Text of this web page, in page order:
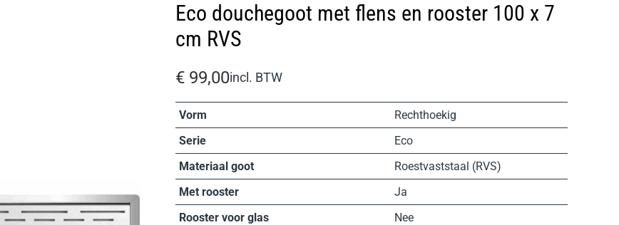
Eco douchegoot met flens en rooster 100 x 7
cm RVS
€ 99,00incl. BTW
Vorm
Rechthoekig
Serie
Eco
Materiaal goot
Roestvaststaal (RVS)
Met rooster
Ja
Rooster voor glas
Nee